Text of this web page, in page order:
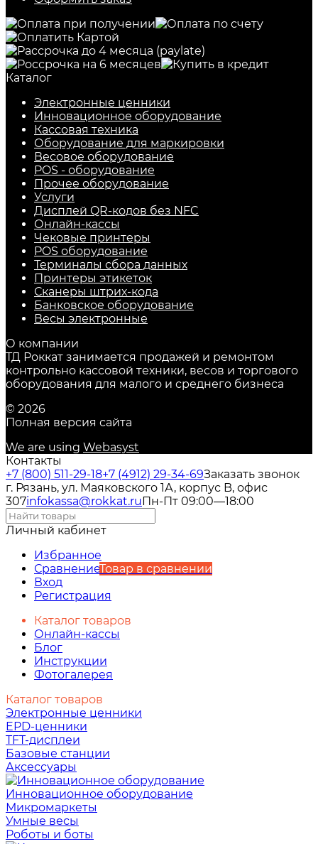
Каталог
Электронные ценники
Инновационное оборудование
Кассовая техника
Оборудование для маркировки
Весовое оборудование
POS - оборудование
Прочее оборудование
Услуги
Дисплей QR-кодов без NFC
Онлайн-кассы
Чековые принтеры
POS оборудование
Терминалы сбора данных
Принтеры этикеток
Сканеры штрих-кода
Банковское оборудование
Весы электронные
О компании
ТД Роккат занимается продажей и ремонтом
контрольно кассовой техники, весов и торгового
оборудования для малого и среднего бизнеса
© 2026
Полная версия сайта
We are using Webasyst
Контакты
+7 (800) 511-29-18+7 (4912) 29-34-69Заказать звонок
г. Рязань, ул. Маяковского 1А, корпус B, офис
307infokassa@rokkat.ru Пн-Пт 09:00—18:00
Личный кабинет
Избранное
СравнениеТовар в сравнении
Вход
Регистрация
Каталог товаров
Онлайн-кассы
Блог
Инструкции
Фотогалерея
Каталог товаров
Электронные ценники
EPD-ценники
TFT-дисплеи
Базовые станции
Аксессуары
Инновационное оборудование
Микромаркеты
Умные весы
Роботы и боты